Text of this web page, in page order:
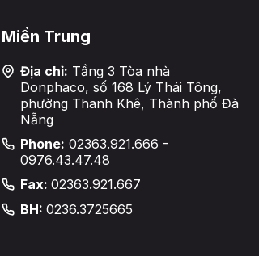
Miền Trung
Địa chỉ: Tầng 3 Tòa nhà
Donphaco, số 168 Lý Thái Tông,
phường Thanh Khê, Thành phố Đà
Nẵng
Phone: 02363.921.666 -
0976.43.47.48
Fax:02363.921.667
BH:0236.3725665